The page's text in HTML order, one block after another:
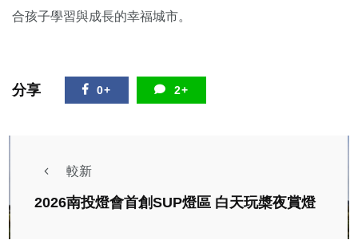
合孩子學習與成長的幸福城市。
分享 0+ 2+
較新
2026南投燈會首創SUP燈區 白天玩槳夜賞燈